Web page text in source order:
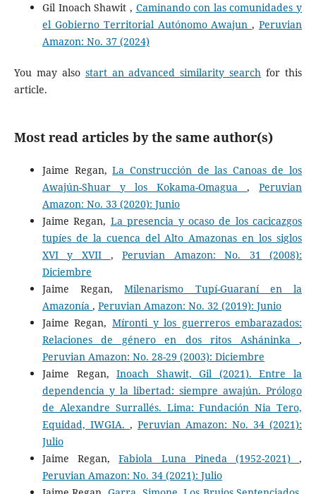
Gil Inoach Shawit , Caminando con las comunidades y
el Gobierno Territorial Autónomo Awajun,Peruvian
Amazon: No. 37 (2024)
You may also start an advanced similarity search for this
article.
Most read articles by the same author(s)
Jaime Regan,La Construcción de las Canoas de los
Awajún-Shuar y los Kokama-Omagua,Peruvian
Amazon: No. 33 (2020): Junio
Jaime Regan, La presencia y ocaso de los cacicazgos
tupíes de la cuenca del Alto Amazonas en los siglos
XVI y XVII ,Peruvian Amazon: No. 31 (2008):
Diciembre
Jaime Regan,Milenarismo Tupí-Guaraní en la
Amazonía , Peruvian Amazon: No. 32 (2019): Junio
Jaime Regan, Míronti y los guerreros embarazados:
Relaciones de género en dos ritos Asháninka,
Peruvian Amazon: No. 28-29 (2003): Diciembre
Jaime Regan,Inoach Shawit, Gil (2021). Entre la
dependencia y la libertad: siempre awajún. Prólogo
de Alexandre Surrallés. Lima: Fundación Nia Tero,
Equidad, IWGIA. ,Peruvian Amazon: No. 34 (2021):
Julio
Jaime Regan,Fabiola Luna Pineda (1952-2021),
Peruvian Amazon: No. 34 (2021): Julio